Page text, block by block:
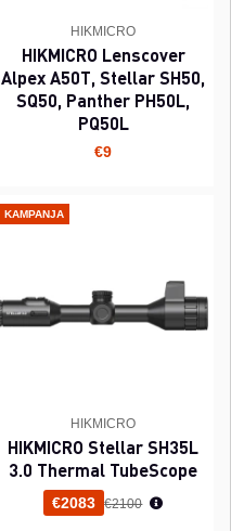
HIKMICRO
HIKMICRO Lenscover
Alpex A50T, Stellar SH50,
SQ50, Panther PH50L,
PQ50L
€9
KAMPANJA
HIKMICRO
HIKMICRO Stellar SH35L
3.0 Thermal TubeScope
€2083 Normaali hinta
€2100